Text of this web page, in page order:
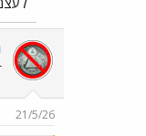
21/5/26